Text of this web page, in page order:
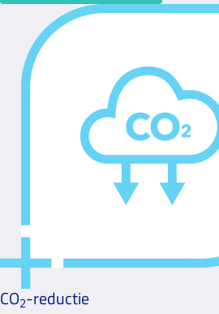
CO2-reductie